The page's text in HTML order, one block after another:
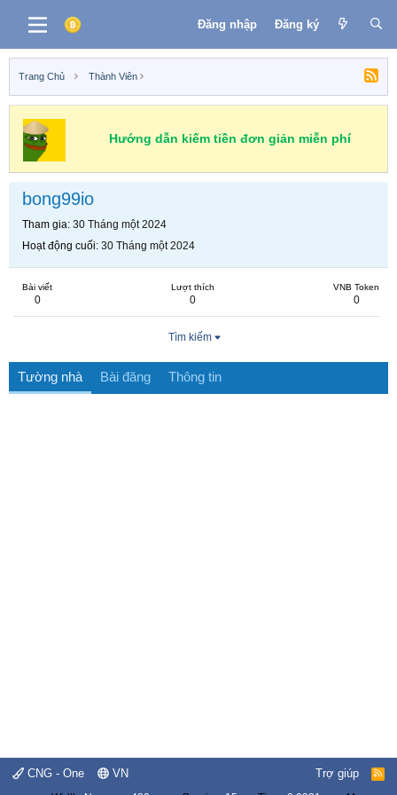
Đăng nhập Đăng ký
Trang Chủ Thành Viên
Hướng dẫn kiếm tiền đơn giản miễn phí
bong99io
Tham gia 30 Tháng một 2024
Hoạt động cuối 30 Tháng một 2024
Bài viết
0
Lượt thích
0
VNB Token
0
Tìm kiếm
Tường nhà Bài đăng Thông tin
CNG - One VN Trợ giúp
R